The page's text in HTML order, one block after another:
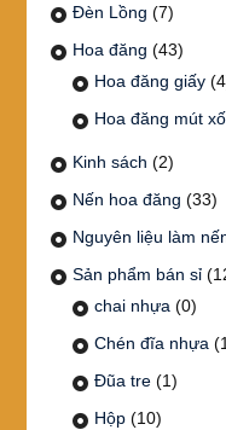
Đèn Lồng (7)
Hoa đăng (43)
Hoa đăng giấy
Hoa đăng mút
Kinh sách (2)
Nến hoa đăng (33)
Nguyên liệu làm
Sản phẩm bán sỉ
chai nhựa (0)
Chén đĩa nhựa
Đũa tre (1)
Hộp (10)